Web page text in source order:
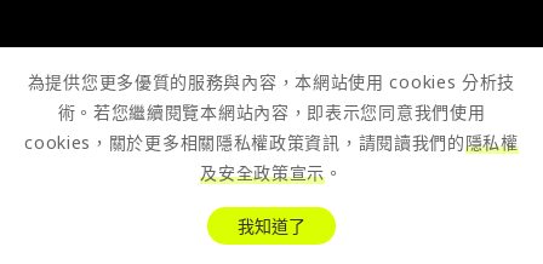
為提供您更多優質的服務與內容，本網站使用 cookies 分析技
術。若您繼續閱覽本網站內容，即表示您同意我們使用
cookies，關於更多相關隱私權政策資訊，請閱讀我們的隱私權
及安全政策宣示 。
我知道了